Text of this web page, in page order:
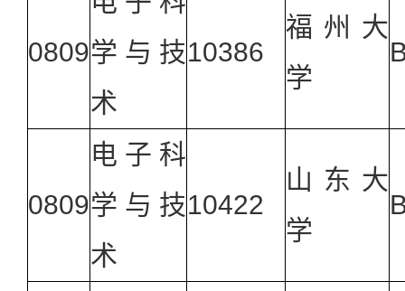
0809学与技
术
10386
福州大
学
0809
电子科
学与技
术
10422
山东大
学